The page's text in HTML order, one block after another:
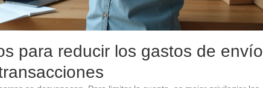
para reducir los gastos de envío